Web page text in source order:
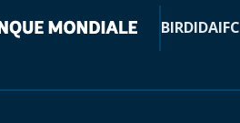
BIRDIDAIFC